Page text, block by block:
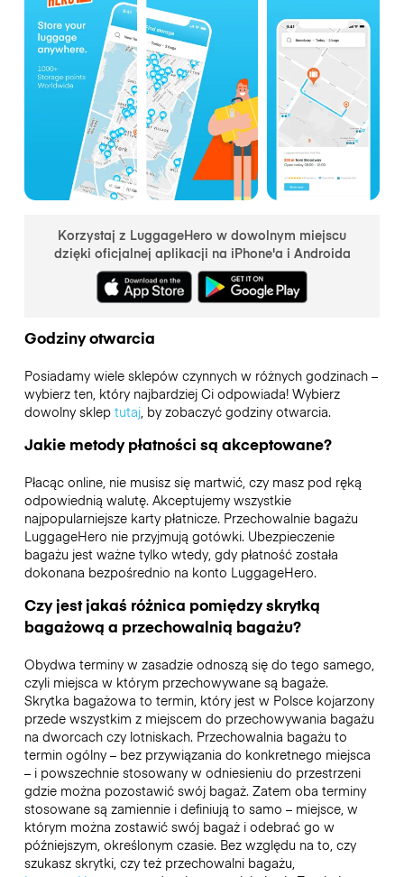
Korzystaj z LuggageHero w dowolnym miejscu
dzięki oficjalnej aplikacji na iPhone'a i Androida
Godziny otwarcia
Posiadamy wiele sklepów czynnych w różnych godzinach –
wybierz ten, który najbardziej Ci odpowiada! Wybierz
dowolny sklep tutaj, by zobaczyć godziny otwarcia.
Jakie metody płatności są akceptowane?
Płacąc online, nie musisz się martwić, czy masz pod ręką
odpowiednią walutę. Akceptujemy wszystkie
najpopularniejsze karty płatnicze. Przechowalnie bagażu
LuggageHero nie przyjmują gotówki. Ubezpieczenie
bagażu jest ważne tylko wtedy, gdy płatność została
dokonana bezpośrednio na konto LuggageHero.
Czy jest jakaś różnica pomiędzy skrytką
bagażową a przechowalnią bagażu?
Obydwa terminy w zasadzie odnoszą się do tego samego,
czyli miejsca w którym przechowywane są bagaże.
Skrytka bagażowa to termin, który jest w Polsce kojarzony
przede wszystkim z miejscem do przechowywania bagażu
na dworcach czy lotniskach. Przechowalnia bagażu to
termin ogólny – bez przywiązania do konkretnego miejsca
– i powszechnie stosowany w odniesieniu do przestrzeni
gdzie można pozostawić swój bagaż. Zatem oba terminy
stosowane są zamiennie i definiują to samo – miejsce, w
którym można zostawić swój bagaż i odebrać go w
późniejszym, określonym czasie. Bez względu na to, czy
szukasz skrytki, czy też przechowalni bagażu,